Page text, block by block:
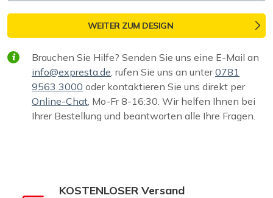
Brauchen Sie Hilfe? Senden Sie uns eine E-Mail an
info@expresta.de, rufen Sie uns an unter0781
9563 3000 oder kontaktieren Sie uns direkt per
Online-Chat, Mo-Fr 8-16:30. Wir helfen Ihnen bei
Ihrer Bestellung und beantworten alle Ihre Fragen.
WEITER ZUM DESIGN
KOSTENLOSER Versand